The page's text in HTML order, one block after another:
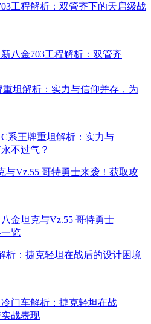
工程解析：双管齐下的天启级战
重坦解析：实力与信仰并存，为
与Vz.55 哥特勇士来袭！获取攻
析：捷克轻坦在战后的设计困境